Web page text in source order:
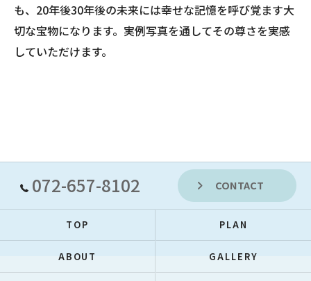
も、20年後30年後の未来には幸せな記憶を呼び覚ます大
切な宝物になります。実例写真を通してその尊さを実感
していただけます。
072-657-8102 CONTACT
TOP PLAN
ABOUT GALLERY